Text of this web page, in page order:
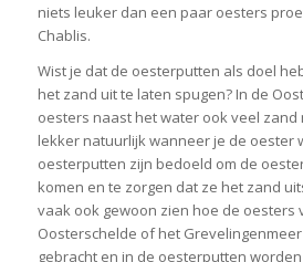
niets leuker dan een paar oesters
Chablis.
Wist je dat de oesterputten als doel
het zand uit te laten spugen? In de
oesters naast het water ook veel zand
lekker natuurlijk wanneer je de oester
oesterputten zijn bedoeld om de
komen en te zorgen dat ze het zand
vaak ook gewoon zien hoe de oesters
Oosterschelde of het
gebracht en in de oesterputten